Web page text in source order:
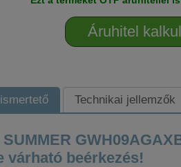
Áruhitel
Technikai jellemzők
SUMMER
várható beérkezés!